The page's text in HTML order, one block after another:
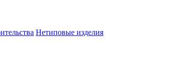
Нетиповые изделия